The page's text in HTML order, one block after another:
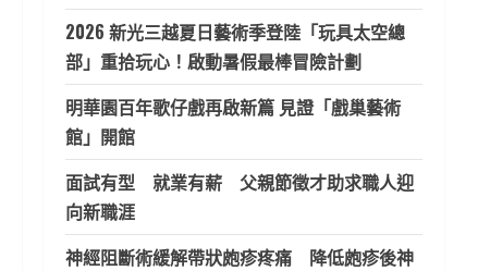
2026 新光三越夏日藝術季登陸「玩具太空總
部」重拾玩心！啟動暑假最棒冒險計劃
明華園百年歌仔戲再啟新篇 見證「戲巢藝術
館」開館
面試有型 就業有薪 父親節徵才助求職人迎
向新職涯
神經阻斷術緩解帶狀皰疹疼痛 降低皰疹後神